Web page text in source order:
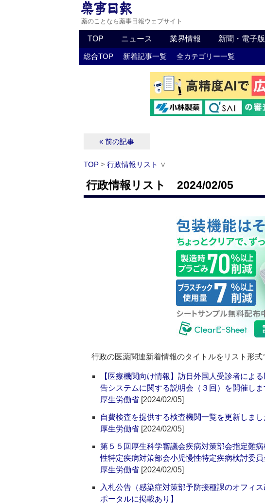
薬のことなら薬事日報ウェブサイト
TOP ニュース 業界情報 新聞・電子版
総合TOP 新着記事一覧 全カテゴリー一覧
« 前の記事
TOP > 行政情報リスト ∨
行政情報リスト 2024/02/05
行政の医薬関連新着情報のタイトルをリスト形式
【医療機関向け情報】訪日外国人受診者によ
告システムに関する説明会（３回）を開催しま
厚生労働省 [2024/02/05]
自費検査を提供する検査機関一覧を更新しまし
厚生労働省 [2024/02/05]
第５５回厚生科学審議会疾病対策部会指定難
性特定疾病対策部会小児慢性特定疾病検討委員
厚生労働省 [2024/02/05]
入札公告（感染症対策部予防接種課のオフィ
ポータルに掲載あり】